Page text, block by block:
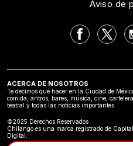
Aviso de
ACERCA DE NOSOTROS
Te decimos qué hacer en la Ciudad de
comida, antros, bares, música, cine, cartelera
teatral y todas las noticias importantes
©2025 Derechos Reservados
Chilango es una marca registrado de Capital
Digital.